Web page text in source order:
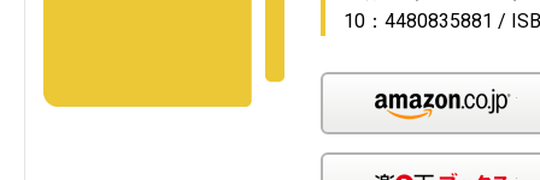
10：4480835881